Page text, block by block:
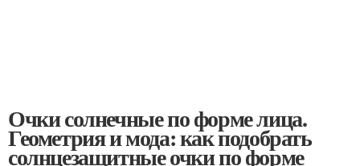
Очки солнечные по форме лица.
Геометрия и мода: как подобрать
солнцезащитные очки по форме